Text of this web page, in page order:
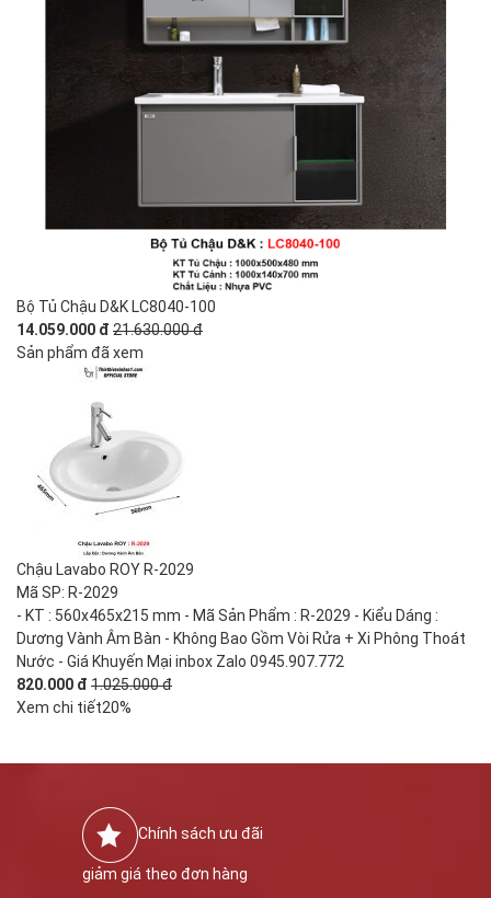
Bộ Tủ Chậu D&K LC8040-100
14.059.000 đ 21.630.000 đ
Sản phẩm đã xem
Chậu Lavabo ROY R-2029
Mã SP: R-2029
- KT : 560x465x215 mm - Mã Sản Phẩm : R-2029 - Kiểu Dáng :
Dương Vành Âm Bàn - Không Bao Gồm Vòi Rửa + Xi Phông Thoát
Nước - Giá Khuyến Mại inbox Zalo 0945.907.772
820.000 đ 1.025.000 đ
Xem chi tiết20%
Chính sách ưu đãi
giảm giá theo đơn hàng